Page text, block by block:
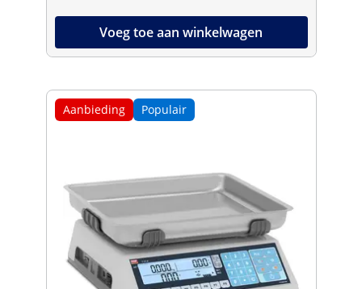
Voeg toe aan winkelwagen
Aanbieding Populair